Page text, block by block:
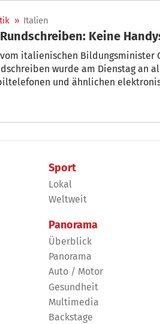
» Italien
 Rundschreiben: Keine
italienischen Bildungsminister
wurde am Dienstag an
und ähnlichen
Sport
Lokal
Weltweit
Panorama
Überblick
Panorama
Auto / Motor
Gesundheit
Multimedia
Backstage